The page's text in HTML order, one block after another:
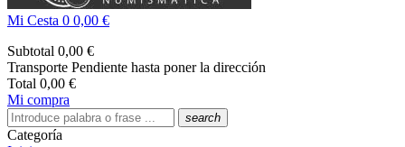
Mi Cesta 0 0,00 €
Subtotal 0,00 €
Transporte Pendiente hasta poner la dirección
Total 0,00 €
Mi compra
search
Categoría